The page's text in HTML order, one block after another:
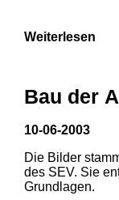
3
Weiterlesen
Bau der
10-06-2003
Die Bilder
des SEV. Sie
Grundlagen.